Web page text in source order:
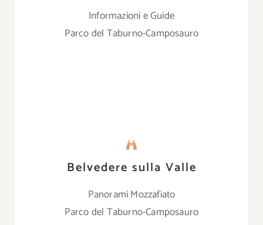
Informazioni e Guide
Parco del Taburno-Camposauro
Belvedere sulla Valle
Panorami Mozzafiato
Parco del Taburno-Camposauro